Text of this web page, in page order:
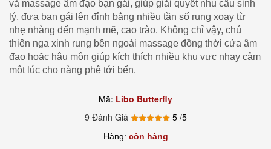
và massage âm đạo bạn gái, giúp giải quyết nhu cầu sinh
lý, đưa bạn gái lên đỉnh bằng nhiều tần số rung xoay từ
nhẹ nhàng đến mạnh mẽ, cao trào. Không chỉ vậy, chú
thiên nga xinh rung bên ngoài massage đồng thời cửa âm
đạo hoặc hậu môn giúp kích thích nhiều khu vực nhạy cảm
một lúc cho nàng phê tới bến.
Mã: Libo Butterfly
9 Đánh Giá
5 /5
Hàng: còn hàng